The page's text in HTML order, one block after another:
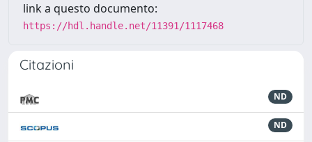
link a questo documento:
https://hdl.handle.net/11391/1117468
Citazioni
ND
ND